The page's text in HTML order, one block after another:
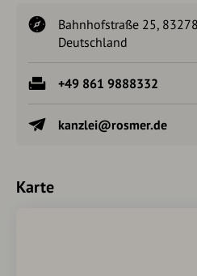
Bahnhofstraße 25,
Deutschland
+49 861 9888332
kanzlei@rosmer.de
Karte